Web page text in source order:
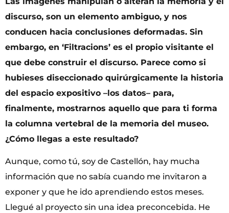
discurso, son un elemento ambiguo, y nos
conducen hacia conclusiones deformadas. Sin
embargo, en ‘Filtracions’ es el propio visitante el
que debe construir el discurso. Parece como si
hubieses diseccionado quirúrgicamente la historia
del espacio expositivo –los datos– para,
finalmente, mostrarnos aquello que para ti forma
la columna vertebral de la memoria del museo.
¿Cómo llegas a este resultado?
Aunque, como tú, soy de Castellón, hay mucha
información que no sabía cuando me invitaron a
exponer y que he ido aprendiendo estos meses.
Llegué al proyecto sin una idea preconcebida. He